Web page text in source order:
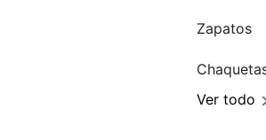
Zapatos
Ver todo